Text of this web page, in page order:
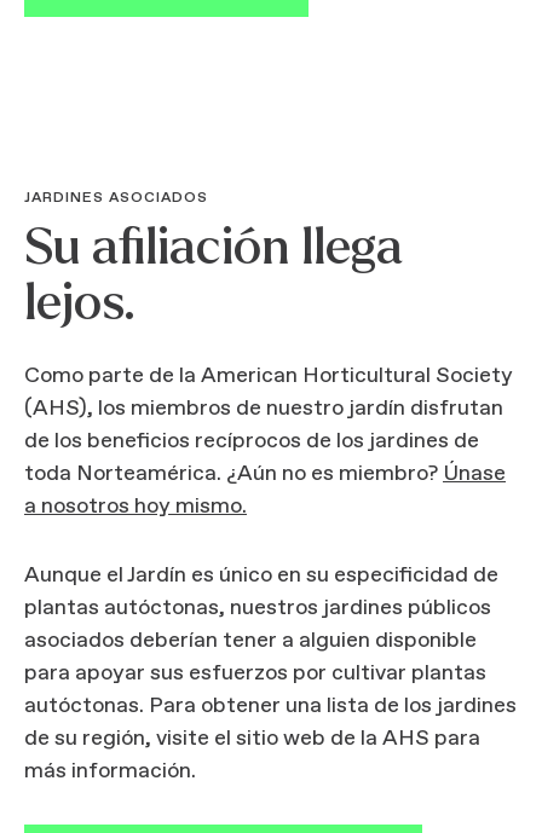
JARDINES ASOCIADOS
Su afiliación llega
lejos.
Como parte de la American Horticultural Society
(AHS), los miembros de nuestro jardín disfrutan
de los beneficios recíprocos de los jardines de
toda Norteamérica. ¿Aún no es miembro?Únase
a nosotros hoy mismo.
Aunque el Jardín es único en su especificidad de
plantas autóctonas, nuestros jardines públicos
asociados deberían tener a alguien disponible
para apoyar sus esfuerzos por cultivar plantas
autóctonas. Para obtener una lista de los jardines
de su región, visite el sitio web de la AHS para
más información.